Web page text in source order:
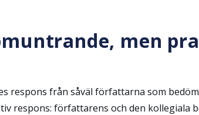
men
respons från såväl författarna som
respons: författarens och den kollegiala